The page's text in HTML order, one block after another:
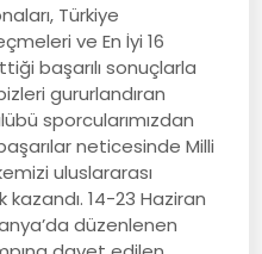
Türkiye
ve En İyi 16
başarılı sonuçlarla
gururlandıran
sporcularımızdan
neticesinde Milli
uluslararası
14-23 Haziran
düzenlenen